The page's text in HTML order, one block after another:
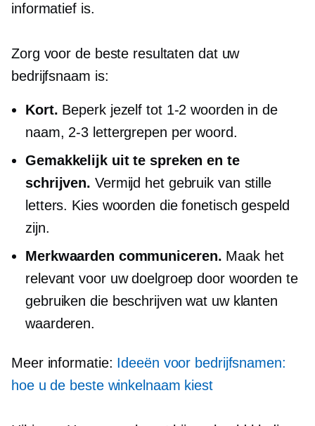
informatief is.
Zorg voor de beste resultaten dat uw
bedrijfsnaam is:
Kort. Beperk jezelf tot 1-2 woorden in de
naam, 2-3 lettergrepen per woord.
Gemakkelijk uit te spreken en te
schrijven. Vermijd het gebruik van stille
letters. Kies woorden die fonetisch gespeld
zijn.
Merkwaarden communiceren. Maak het
relevant voor uw doelgroep door woorden te
gebruiken die beschrijven wat uw klanten
waarderen.
Meer informatie: Ideeën voor bedrijfsnamen:
hoe u de beste winkelnaam kiest